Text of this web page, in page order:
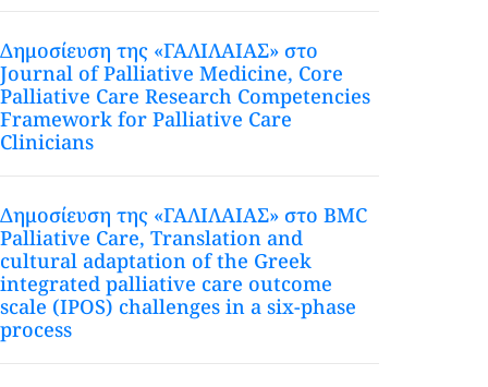
Δημοσίευση της «ΓΑΛΙΛΑΙΑΣ» στο
Journal of Palliative Medicine, Core
Palliative Care Research Competencies
Framework for Palliative Care
Clinicians
Δημοσίευση της «ΓΑΛΙΛΑΙΑΣ» στο BMC
Palliative Care, Translation and
cultural adaptation of the Greek
integrated palliative care outcome
scale (IPOS) challenges in a six-phase
process